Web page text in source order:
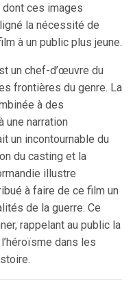
dont ces images
la nécessité de
à un public plus jeune.
un chef-d’œuvre du
frontières du genre. La
à des
une narration
un incontournable du
du casting et la
illustre
à faire de ce film un
de la guerre. Ce
rappelant au public la
dans les